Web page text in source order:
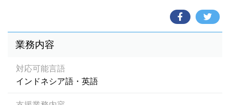
業務内容
対応可能言語
インドネシア語・英語